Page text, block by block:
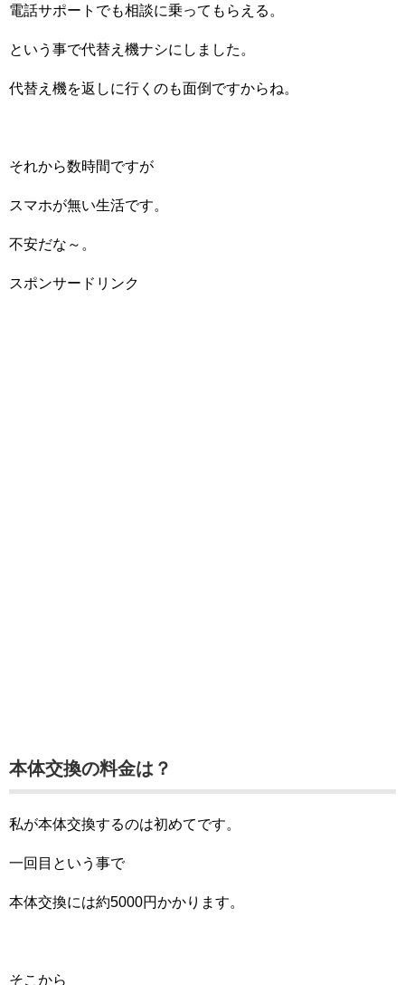
電話サポートでも相談に乗ってもらえる。
という事で代替え機ナシにしました。
代替え機を返しに行くのも面倒ですからね。
それから数時間ですが
スマホが無い生活です。
不安だな～。
スポンサードリンク
本体交換の料金は？
私が本体交換するのは初めてです。
一回目という事で
本体交換には約5000円かかります。
そこから